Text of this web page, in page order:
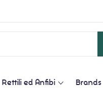
Rettili ed Anfibi Brands